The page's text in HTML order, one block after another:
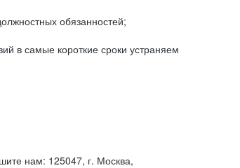
обязанностей;
в самые короткие сроки устраняем
нам: 125047, г. Москва,